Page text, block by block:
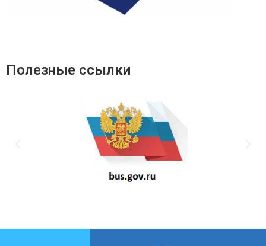
Полезные ссылки